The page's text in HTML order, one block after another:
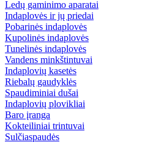
Ledų gaminimo aparatai
Indaplovės ir jų priedai
Pobarinės indaplovės
Kupolinės indaplovės
Tunelinės indaplovės
Vandens minkštintuvai
Indaplovių kasetės
Riebalų gaudyklės
Spaudiminiai dušai
Indaplovių plovikliai
Baro įranga
Kokteiliniai trintuvai
Sulčiaspaudės